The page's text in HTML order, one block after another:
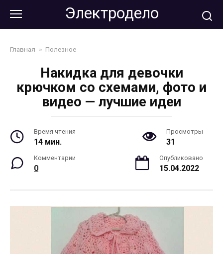
контенту
Электродело
Главная » Полезное
Накидка для девочки
крючком со схемами, фото и
видео — лучшие идеи
Время чтения
14 мин.
Просмотры
31
Комментарии
0
Опубликовано
15.04.2022